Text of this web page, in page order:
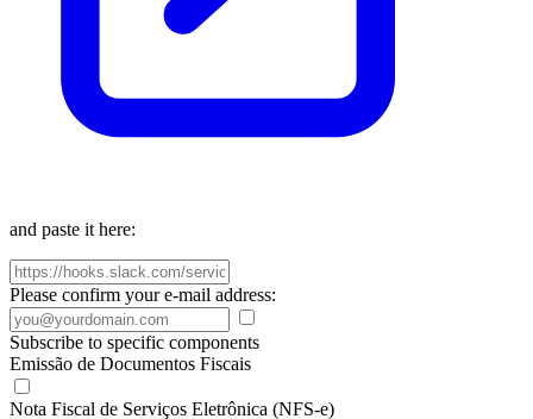
and paste it here:
Please confirm your e-mail address:
Subscribe to specific components
Emissão de Documentos Fiscais
Nota Fiscal de Serviços Eletrônica (NFS-e)